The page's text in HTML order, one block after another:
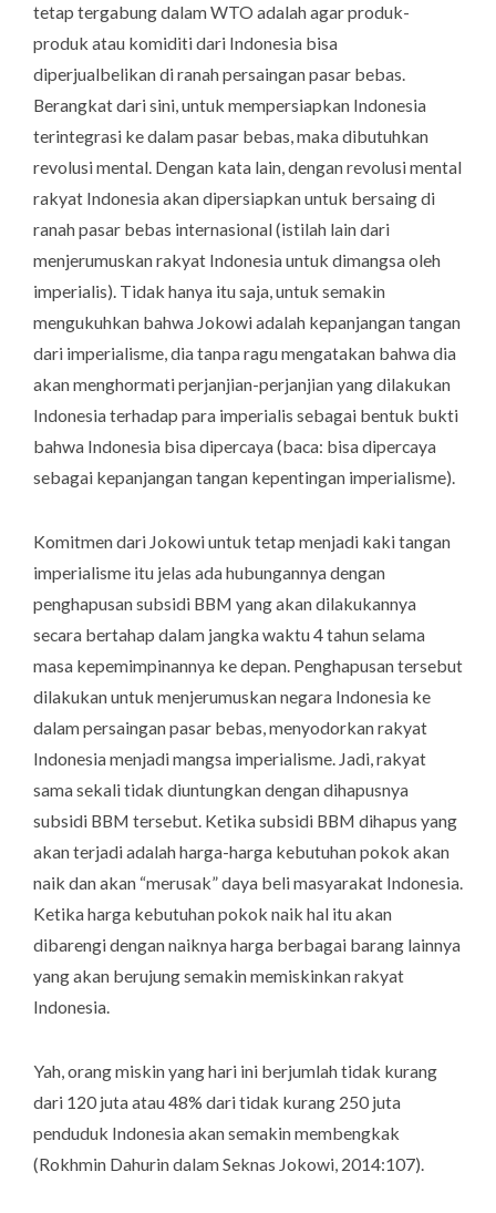
tetap tergabung dalam WTO adalah agar produk-
produk atau komiditi dari Indonesia bisa
diperjualbelikan di ranah persaingan pasar bebas.
Berangkat dari sini, untuk mempersiapkan Indonesia
terintegrasi ke dalam pasar bebas, maka dibutuhkan
revolusi mental. Dengan kata lain, dengan revolusi mental
rakyat Indonesia akan dipersiapkan untuk bersaing di
ranah pasar bebas internasional (istilah lain dari
menjerumuskan rakyat Indonesia untuk dimangsa oleh
imperialis). Tidak hanya itu saja, untuk semakin
mengukuhkan bahwa Jokowi adalah kepanjangan tangan
dari imperialisme, dia tanpa ragu mengatakan bahwa dia
akan menghormati perjanjian-perjanjian yang dilakukan
Indonesia terhadap para imperialis sebagai bentuk bukti
bahwa Indonesia bisa dipercaya (baca: bisa dipercaya
sebagai kepanjangan tangan kepentingan imperialisme).
Komitmen dari Jokowi untuk tetap menjadi kaki tangan
imperialisme itu jelas ada hubungannya dengan
penghapusan subsidi BBM yang akan dilakukannya
secara bertahap dalam jangka waktu 4 tahun selama
masa kepemimpinannya ke depan. Penghapusan tersebut
dilakukan untuk menjerumuskan negara Indonesia ke
dalam persaingan pasar bebas, menyodorkan rakyat
Indonesia menjadi mangsa imperialisme. Jadi, rakyat
sama sekali tidak diuntungkan dengan dihapusnya
subsidi BBM tersebut. Ketika subsidi BBM dihapus yang
akan terjadi adalah harga-harga kebutuhan pokok akan
naik dan akan “merusak” daya beli masyarakat Indonesia.
Ketika harga kebutuhan pokok naik hal itu akan
dibarengi dengan naiknya harga berbagai barang lainnya
yang akan berujung semakin memiskinkan rakyat
Indonesia.
Yah, orang miskin yang hari ini berjumlah tidak kurang
dari 120 juta atau 48% dari tidak kurang 250 juta
penduduk Indonesia akan semakin membengkak
(Rokhmin Dahurin dalam Seknas Jokowi, 2014:107).